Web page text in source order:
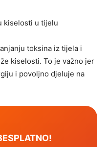
kiselosti u tijelu
toksina iz tijela i
kiselosti. To je važno jer
i povoljno djeluje na